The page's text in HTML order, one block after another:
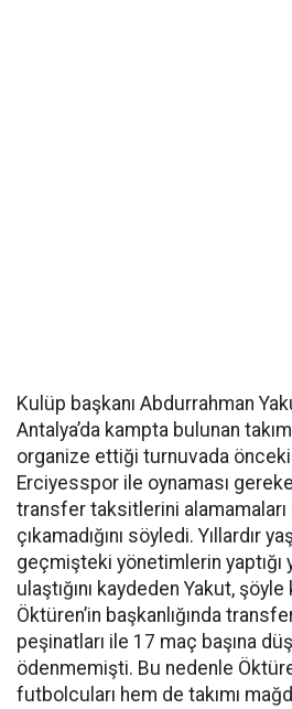
Kulüp başkanı Abdurrahman
Antalya’da kampta bulunan
organize ettiği turnuvada
Erciyesspor ile oynaması
transfer taksitlerini
çıkamadığını söyledi. Yıllardır
geçmişteki yönetimlerin yaptığı
ulaştığını kaydeden Yakut,
Öktüren’in başkanlığında
peşinatları ile 17 maç başına
ödenmemişti. Bu nedenle
futbolcuları hem de takımı